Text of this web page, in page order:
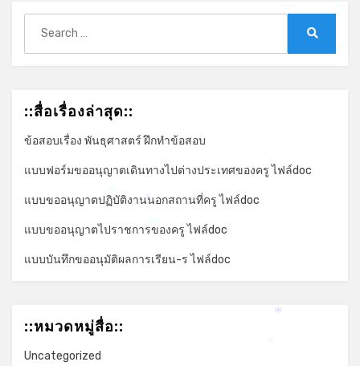
for:
::สื่อเรื่องล่าสุด::
ข้อสอบเรื่อง พันธุศาสตร์ ฝึกทำข้อสอบ
แบบฟอร์มขออนุญาตเดินทางไปต่างประเทศของครู ไฟล์doc
แบบขออนุญาตปฏิบัติงานนอกสถานที่ครู ไฟล์doc
แบบขออนุญาตไปราชการของครู ไฟล์doc
แบบบันทึกขออนุมัติผลการเรียน-ร ไฟล์doc
::หมวดหมู่สื่อ::
Uncategorized
*
*
*